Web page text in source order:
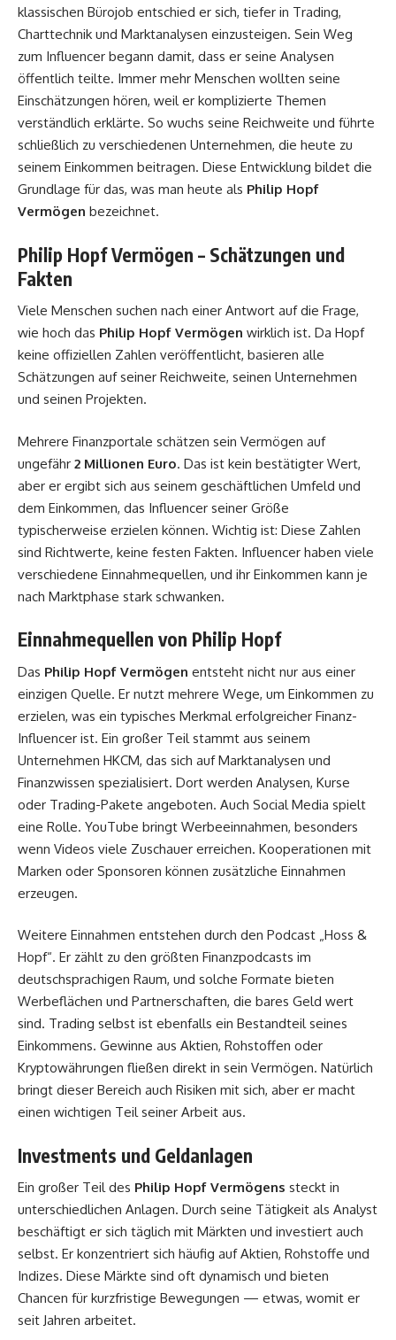
klassischen Bürojob entschied er sich, tiefer in Trading,
Charttechnik und Marktanalysen einzusteigen. Sein Weg
zum Influencer begann damit, dass er seine Analysen
öffentlich teilte. Immer mehr Menschen wollten seine
Einschätzungen hören, weil er komplizierte Themen
verständlich erklärte. So wuchs seine Reichweite und führte
schließlich zu verschiedenen Unternehmen, die heute zu
seinem Einkommen beitragen. Diese Entwicklung bildet die
Grundlage für das, was man heute als Philip Hopf
Vermögen bezeichnet.
Philip Hopf Vermögen – Schätzungen und
Fakten
Viele Menschen suchen nach einer Antwort auf die Frage,
wie hoch das Philip Hopf Vermögen wirklich ist. Da Hopf
keine offiziellen Zahlen veröffentlicht, basieren alle
Schätzungen auf seiner Reichweite, seinen Unternehmen
und seinen Projekten.
Mehrere Finanzportale schätzen sein Vermögen auf
ungefähr 2 Millionen Euro. Das ist kein bestätigter Wert,
aber er ergibt sich aus seinem geschäftlichen Umfeld und
dem Einkommen, das Influencer seiner Größe
typischerweise erzielen können. Wichtig ist: Diese Zahlen
sind Richtwerte, keine festen Fakten. Influencer haben viele
verschiedene Einnahmequellen, und ihr Einkommen kann je
nach Marktphase stark schwanken.
Einnahmequellen von Philip Hopf
Das Philip Hopf Vermögen entsteht nicht nur aus einer
einzigen Quelle. Er nutzt mehrere Wege, um Einkommen zu
erzielen, was ein typisches Merkmal erfolgreicher Finanz-
Influencer ist. Ein großer Teil stammt aus seinem
Unternehmen HKCM, das sich auf Marktanalysen und
Finanzwissen spezialisiert. Dort werden Analysen, Kurse
oder Trading-Pakete angeboten. Auch Social Media spielt
eine Rolle. YouTube bringt Werbeeinnahmen, besonders
wenn Videos viele Zuschauer erreichen. Kooperationen mit
Marken oder Sponsoren können zusätzliche Einnahmen
erzeugen.
Weitere Einnahmen entstehen durch den Podcast „Hoss &
Hopf“. Er zählt zu den größten Finanzpodcasts im
deutschsprachigen Raum, und solche Formate bieten
Werbeflächen und Partnerschaften, die bares Geld wert
sind. Trading selbst ist ebenfalls ein Bestandteil seines
Einkommens. Gewinne aus Aktien, Rohstoffen oder
Kryptowährungen fließen direkt in sein Vermögen. Natürlich
bringt dieser Bereich auch Risiken mit sich, aber er macht
einen wichtigen Teil seiner Arbeit aus.
Investments und Geldanlagen
Ein großer Teil des Philip Hopf Vermögens steckt in
unterschiedlichen Anlagen. Durch seine Tätigkeit als Analyst
beschäftigt er sich täglich mit Märkten und investiert auch
selbst. Er konzentriert sich häufig auf Aktien, Rohstoffe und
Indizes. Diese Märkte sind oft dynamisch und bieten
Chancen für kurzfristige Bewegungen — etwas, womit er
seit Jahren arbeitet.